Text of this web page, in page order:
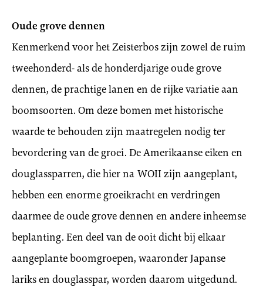
1
2
Oude grove dennen
Kenmerkend voor het Zeisterbos zijn zowel de ruim
tweehonderd- als de honderdjarige oude grove
dennen, de prachtige lanen en de rijke variatie aan
boomsoorten. Om deze bomen met historische
waarde te behouden zijn maatregelen nodig ter
bevordering van de groei. De Amerikaanse eiken en
douglassparren, die hier na WOII zijn aangeplant,
hebben een enorme groeikracht en verdringen
daarmee de oude grove dennen en andere inheemse
beplanting. Een deel van de ooit dicht bij elkaar
aangeplante boomgroepen, waaronder Japanse
lariks en douglasspar, worden daarom uitgedund.